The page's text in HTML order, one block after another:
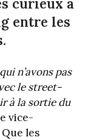
curieux à
entre les
n’avons pas
le street-
à la sortie du
vice-
les